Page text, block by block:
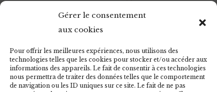
Gérer le consentement
aux cookies
Pour offrir les meilleures expériences, nous utilisons des
technologies telles que les cookies pour stocker et/ou accéder aux
informations des appareils. Le fait de consentir à ces technologies
nous permettra de traiter des données telles que le comportement
de navigation ou les ID uniques sur ce site. Le fait de ne pas
Ilda di MarinoInstruction
Jean-Michel Bissonnet Jean-Pierre
empoisonnée Deperrois Rouen Gruchet
GaubertJustice Jérôme DucheminLoi
rétroactiveLubin Ludovic Janvier Magali Guillemot